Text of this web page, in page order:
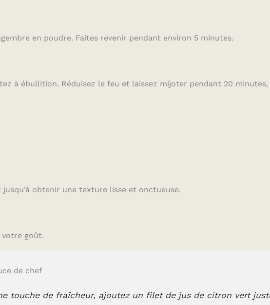
en poudre. Faites revenir pendant environ 5 minutes.
à ébullition. Réduisez le feu et laissez mijoter pendant 20 minutes,
obtenir une texture lisse et onctueuse.
votre goût.
de chef
touche de fraîcheur, ajoutez un filet de jus de citron vert